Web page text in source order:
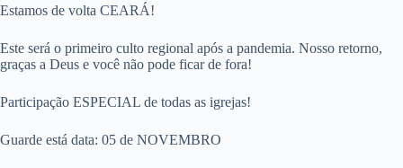
Estamos de volta CEARÁ!
Este será o primeiro culto regional após a pandemia. Nosso retorno,
graças a Deus e você não pode ficar de fora!
Participação ESPECIAL de todas as igrejas!
Guarde está data: 05 de NOVEMBRO